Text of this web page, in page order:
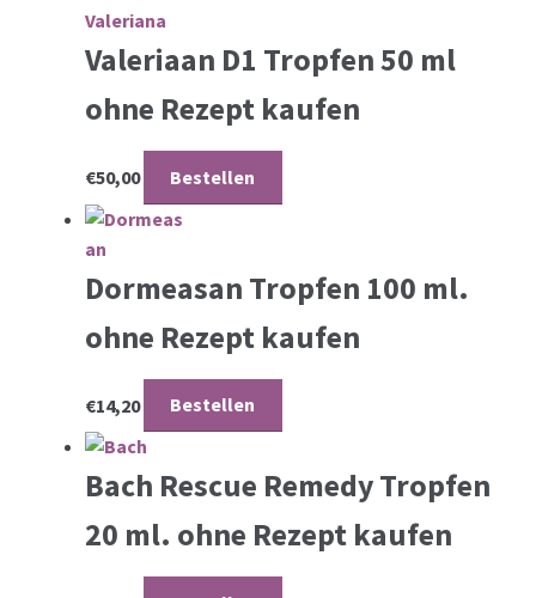
Valeriaan D1 Tropfen 50 ml
ohne Rezept kaufen
€50,00 Bestellen
Dormeasan Tropfen 100 ml.
ohne Rezept kaufen
€14,20 Bestellen
Bach Rescue Remedy Tropfen
20 ml. ohne Rezept kaufen